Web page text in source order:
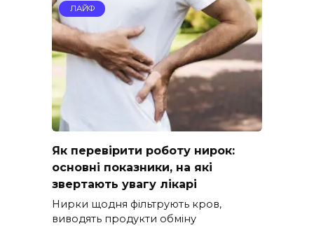
ЛАЙФ
Як перевірити роботу нирок:
основні показники, на які
звертають увагу лікарі
Нирки щодня фільтрують кров,
виводять продукти обміну